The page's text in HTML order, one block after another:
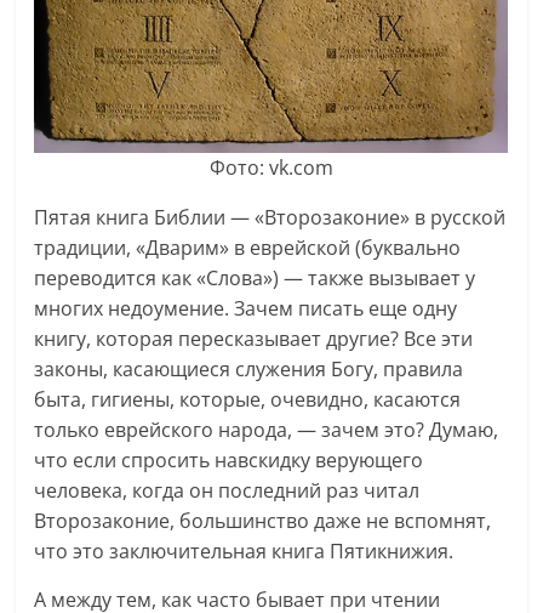
Фото: vk.com
Пятая книга Библии — «Второзаконие» в русской
традиции, «Дварим» в еврейской (буквально
переводится как «Слова») — также вызывает у
многих недоумение. Зачем писать еще одну
книгу, которая пересказывает другие? Все эти
законы, касающиеся служения Богу, правила
быта, гигиены, которые, очевидно, касаются
только еврейского народа, — зачем это? Думаю,
что если спросить навскидку верующего
человека, когда он последний раз читал
Второзаконие, большинство даже не вспомнят,
что это заключительная книга Пятикнижия.
А между тем, как часто бывает при чтении